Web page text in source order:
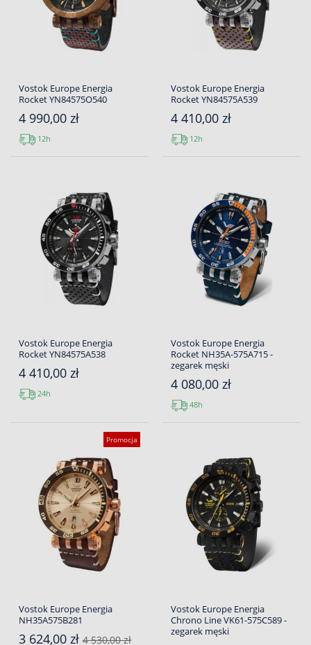
Vostok Europe Energia
Rocket YN84575O540
4 990,00 zł
12h
Vostok Europe Energia
Rocket YN84575A539
4 410,00 zł
12h
Vostok Europe Energia
Rocket YN84575A538
4 410,00 zł
24h
Vostok Europe Energia
Rocket NH35A-575A715 -
zegarek męski
4 080,00 zł
48h
Promocja
Vostok Europe Energia
NH35A575B281
3 624,00 zł 4 530,00 zł
Vostok Europe Energia
Chrono Line VK61-575C589 -
zegarek męski